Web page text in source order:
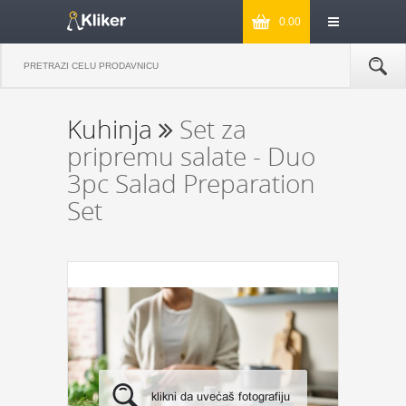
0.00
Kuhinja
Set za
pripremu salate - Duo
3pc Salad Preparation
Set